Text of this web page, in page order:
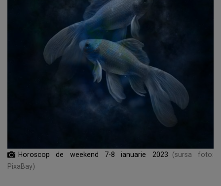
Horoscop de weekend 7-8 ianuarie 2023
(sursa foto:
PixaBay)